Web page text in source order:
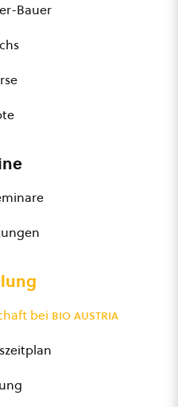
Bauer
bei bio austria